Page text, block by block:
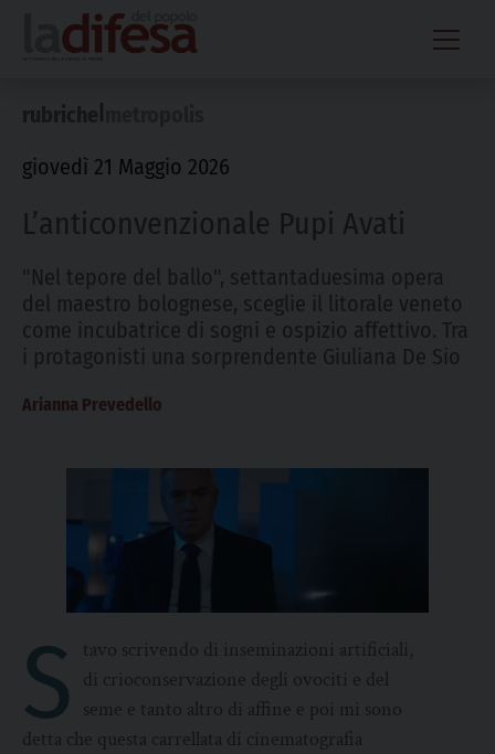
content
giovedì 21 Maggio 2026
L’anticonvenzionale Pupi Avati
"Nel tepore del ballo", settantaduesima opera
del maestro bolognese, sceglie il litorale veneto
come incubatrice di sogni e ospizio affettivo. Tra
i protagonisti una sorprendente Giuliana De Sio
Arianna Prevedello
S
tavo scrivendo di inseminazioni artificiali,
di crioconservazione degli ovociti e del
seme e tanto altro di affine e poi mi sono
detta che questa carrellata di cinematografia